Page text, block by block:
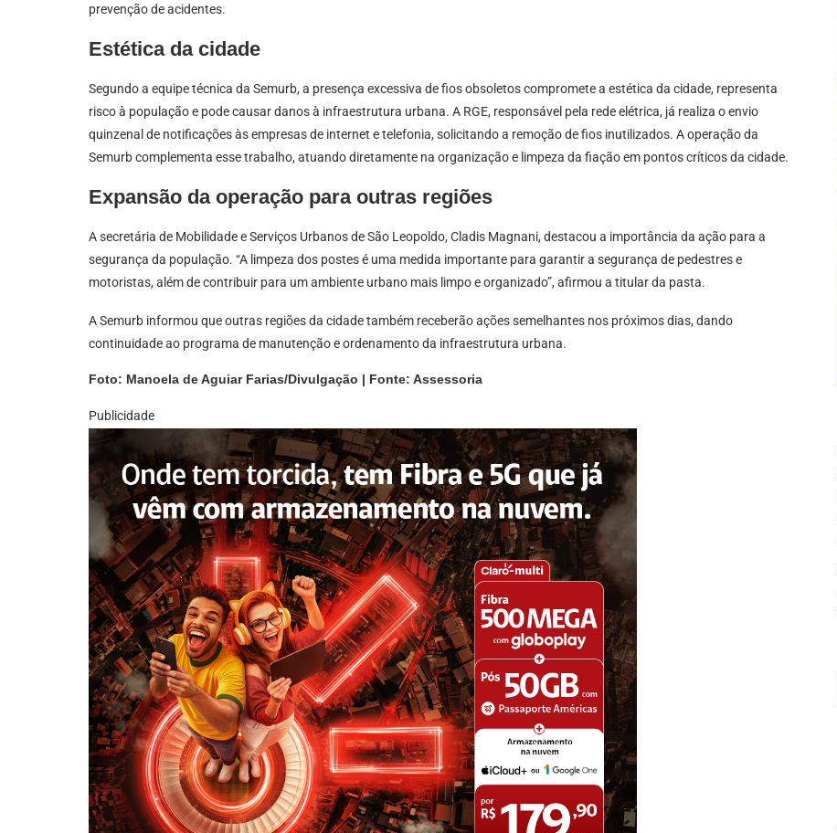
prevenção de acidentes.
Estética da cidade
Segundo a equipe técnica da Semurb, a presença excessiva de fios obsoletos compromete a estética da cidade, representa
risco à população e pode causar danos à infraestrutura urbana. A RGE, responsável pela rede elétrica, já realiza o envio
quinzenal de notificações às empresas de internet e telefonia, solicitando a remoção de fios inutilizados. A operação da
Semurb complementa esse trabalho, atuando diretamente na organização e limpeza da fiação em pontos críticos da cidade.
Expansão da operação para outras regiões
A secretária de Mobilidade e Serviços Urbanos de São Leopoldo, Cladis Magnani, destacou a importância da ação para a
segurança da população. “A limpeza dos postes é uma medida importante para garantir a segurança de pedestres e
motoristas, além de contribuir para um ambiente urbano mais limpo e organizado”, afirmou a titular da pasta.
A Semurb informou que outras regiões da cidade também receberão ações semelhantes nos próximos dias, dando
continuidade ao programa de manutenção e ordenamento da infraestrutura urbana.
Foto: Manoela de Aguiar Farias/Divulgação | Fonte: Assessoria
Publicidade